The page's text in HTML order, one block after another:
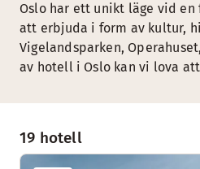
19 hotell
Oslo har ett unikt läge vid
att erbjuda i form av kultur,
Vigelandsparken,
av hotell i Oslo kan vi lova